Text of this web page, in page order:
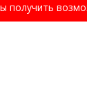
получить